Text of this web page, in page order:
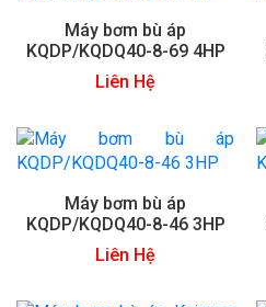
Máy bơm bù áp
KQDP/KQDQ40-8-69 4HP
Liên Hệ
Máy bơm bù áp
KQDP/KQDQ40-8-46 3HP
Liên Hệ